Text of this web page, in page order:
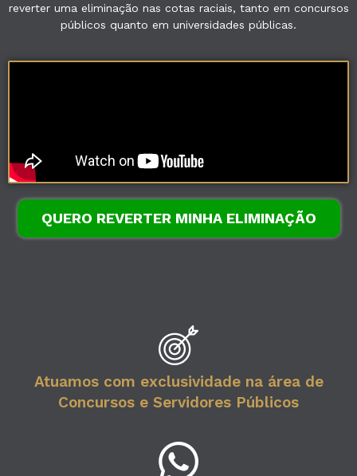
reverter uma eliminação nas cotas raciais, tanto em concursos
públicos quanto em universidades públicas.
QUERO REVERTER MINHA ELIMINAÇÃO
Atuamos com exclusividade na área de
Concursos e Servidores Públicos